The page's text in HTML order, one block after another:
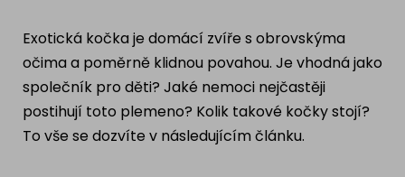
PLEMENA PSŮ
Francouzský buldog
Dalmatín
Britská krátkosrstá kočka
Bengálská kočka
Kanadský Sphynx
Exotická kočka je domácí zvíře s obrovskýma
očima a poměrně klidnou povahou. Je vhodná jako
společník pro děti? Jaké nemoci nejčastěji
postihují toto plemeno? Kolik takové kočky stojí?
To vše se dozvíte v následujícím článku.